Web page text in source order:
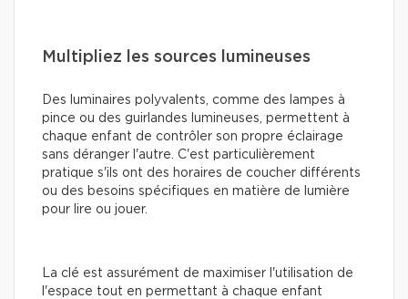
Multipliez les sources lumineuses
Des luminaires polyvalents, comme des lampes à
pince ou des guirlandes lumineuses, permettent à
chaque enfant de contrôler son propre éclairage
sans déranger l'autre. C'est particulièrement
pratique s'ils ont des horaires de coucher différents
ou des besoins spécifiques en matière de lumière
pour lire ou jouer.
La clé est assurément de maximiser l'utilisation de
l'espace tout en permettant à chaque enfant